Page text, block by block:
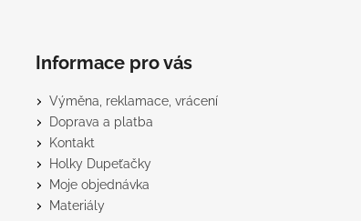
Informace pro vás
Výměna, reklamace, vrácení
Doprava a platba
Kontakt
Holky Dupeťačky
Moje objednávka
Materiály